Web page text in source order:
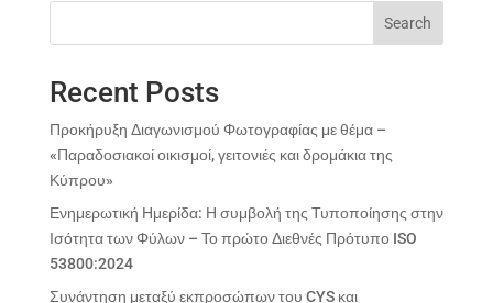
Search
Recent Posts
Προκήρυξη Διαγωνισμού Φωτογραφίας με θέμα –
«Παραδοσιακοί οικισμοί, γειτονιές και δρομάκια της
Κύπρου»
Ενημερωτική Ημερίδα: Η συμβολή της Τυποποίησης στην
Ισότητα των Φύλων – Το πρώτο Διεθνές Πρότυπο ISO
53800:2024
Συνάντηση μεταξύ εκπροσώπων του CYS και